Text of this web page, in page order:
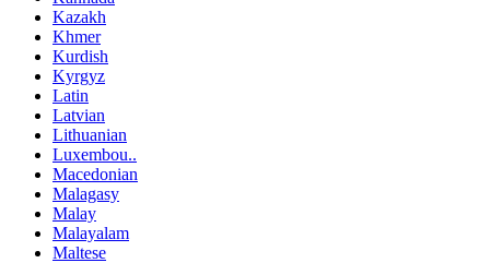
Kazakh
Khmer
Kurdish
Kyrgyz
Latin
Latvian
Lithuanian
Luxembou..
Macedonian
Malagasy
Malay
Malayalam
Maltese